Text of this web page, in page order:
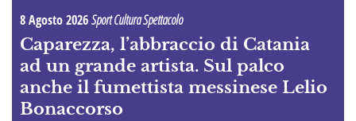
8 Agosto 2026Sport Cultura Spettacolo
Caparezza, l’abbraccio di Catania
ad un grande artista. Sul palco
anche il fumettista messinese Lelio
Bonaccorso